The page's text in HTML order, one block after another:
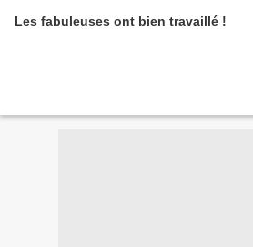
Les fabuleuses ont bien travaillé !